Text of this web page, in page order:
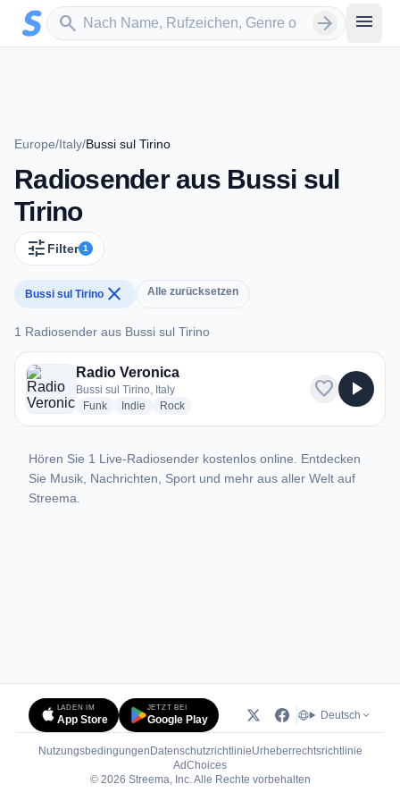
Zum Hauptinhalt springen
search
Sender suchen arrow_forward menu
Europe/Italy/Bussi sul Tirino
Radiosender aus Bussi sul
Tirino
tune Filter 1
Bussi sul Tirino close Alle zurücksetzen
1 Radiosender aus Bussi sul Tirino
1 Radiosender aus Bussi sul Tirino
Radio Veronica
Bussi sul Tirino, Italy
Funkradio stations
Indie radio stations
Rockradio stations
favorite play_arrow
Hören Sie 1 Live-Radiosender kostenlos online. Entdecken
Sie Musik, Nachrichten, Sport und mehr aus aller Welt auf
Streema.
LADEN IM
App Store
JETZT BEI
Google Play Deutsch
Nutzungsbedingungen DatenschutzrichtlinieUrheberrechtsrichtlinie
AdChoices(öffnet in neuem Tab)
© 2026 Streema, Inc. Alle Rechte vorbehalten